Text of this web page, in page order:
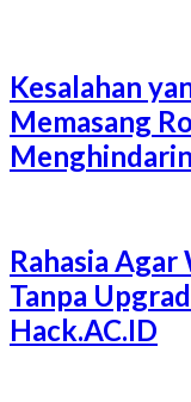
Kesalahan
Memasang
Rahasia
Tanpa
Hack.AC.ID